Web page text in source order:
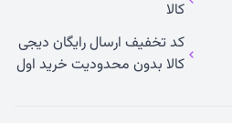
کالا
کد تخفیف ارسال رایگان دیجی
کالا بدون محدودیت خرید اول